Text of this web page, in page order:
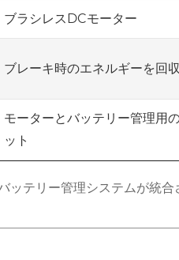
ブラシレスDCモーター
ブレーキ時のエネルギーを回収
モーターとバッテリー管理用
ット
ッテリー管理システムが統